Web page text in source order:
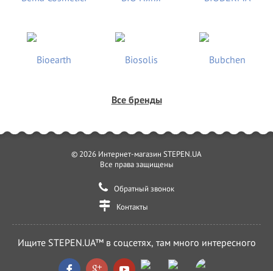
Все бренды
© 2026 Интернет-магазин STEPEN.UA
Все права защищены
Обратный звонок
Контакты
Ищите STEPEN.UA™ в соцсетях, там много интересного